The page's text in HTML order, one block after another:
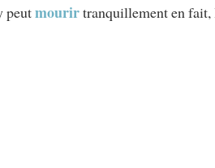
peutmourirtranquillement en